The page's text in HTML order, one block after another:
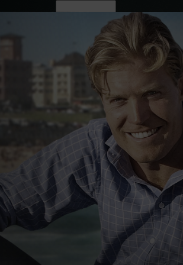
TV program Operátoři